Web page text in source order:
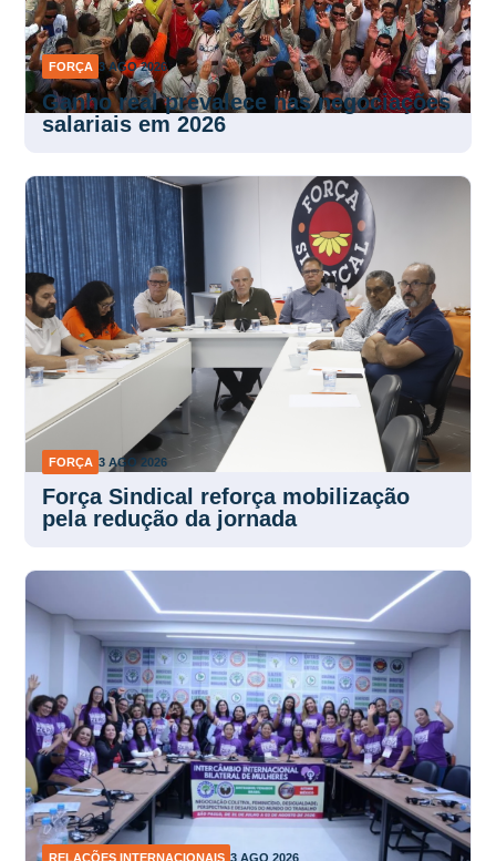
FORÇA 3 AGO 2026
Ganho real prevalece nas negociações
salariais em 2026
FORÇA 3 AGO 2026
Força Sindical reforça mobilização
pela redução da jornada
RELAÇÕES INTERNACIONAIS 3 AGO 2026